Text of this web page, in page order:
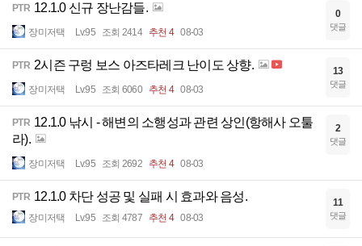
PTR 12.1.0 신규 장난감들.
장미저택 Lv.95 조회 2414 추천 4 08-03
0
댓글
PTR 2시즌 구렁 보스 아즈타레크 난이도 상향.
장미저택 Lv.95 조회 6060 추천 4 08-03
13
댓글
PTR 12.1.0 낚시 - 해변의 소행성과 관련 상인(항해사 오툴
라).
장미저택 Lv.95 조회 2692 추천 4 08-03
2
댓글
PTR 12.1.0 차단 성공 및 실패 시 효과와 음성.
장미저택 Lv.95 조회 4787 추천 4 08-03
11
댓글